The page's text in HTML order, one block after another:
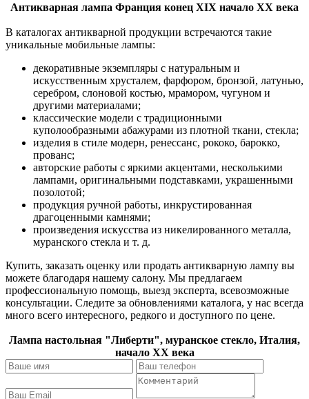
Антикварная лампа Франция конец XIX начало ХХ века
В каталогах антикварной продукции встречаются такие
уникальные мобильные лампы:
декоративные экземпляры с натуральным и
искусственным хрусталем, фарфором, бронзой, латунью,
серебром, слоновой костью, мрамором, чугуном и
другими материалами;
классические модели с традиционными
куполообразными абажурами из плотной ткани, стекла;
изделия в стиле модерн, ренессанс, рококо, барокко,
прованс;
авторские работы с яркими акцентами, несколькими
лампами, оригинальными подставками, украшенными
позолотой;
продукция ручной работы, инкрустированная
драгоценными камнями;
произведения искусства из никелированного металла,
муранского стекла и т. д.
Купить, заказать оценку или продать антикварную лампу вы
можете благодаря нашему салону. Мы предлагаем
профессиональную помощь, выезд эксперта, всевозможные
консультации. Следите за обновлениями каталога, у нас всегда
много всего интересного, редкого и доступного по цене.
Лампа настольная "Либерти", муранское стекло, Италия,
начало XX века